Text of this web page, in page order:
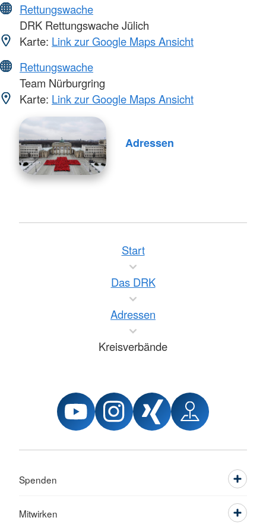
Rettungswache
DRK Rettungswache Jülich
Karte: Link zur Google Maps Ansicht
Rettungswache
Team Nürburgring
Karte: Link zur Google Maps Ansicht
Adressen
Start
Das DRK
Adressen
Kreisverbände
Spenden
Mitwirken